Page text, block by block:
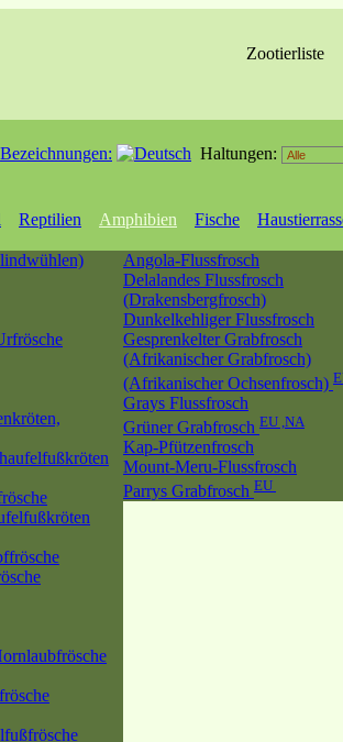
Zootierliste
Bezeichnungen: Haltungen:
Reptilien Amphibien Fische
Angola-Flussfrosch
Delalandes Flussfrosch
(Drakensbergfrosch)
Dunkelkehliger Flussfrosch
Gesprenkelter Grabfrosch
(Afrikanischer Grabfrosch)
(Afrikanischer Ochsenfrosch)
Grays Flussfrosch
Grüner Grabfrosch EU ,NA
Kap-Pfützenfrosch
Mount-Meru-Flussfrosch
Parrys Grabfrosch EU